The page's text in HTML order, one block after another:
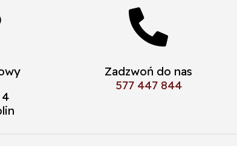
4

Zadzwoń do nas
577 447 844